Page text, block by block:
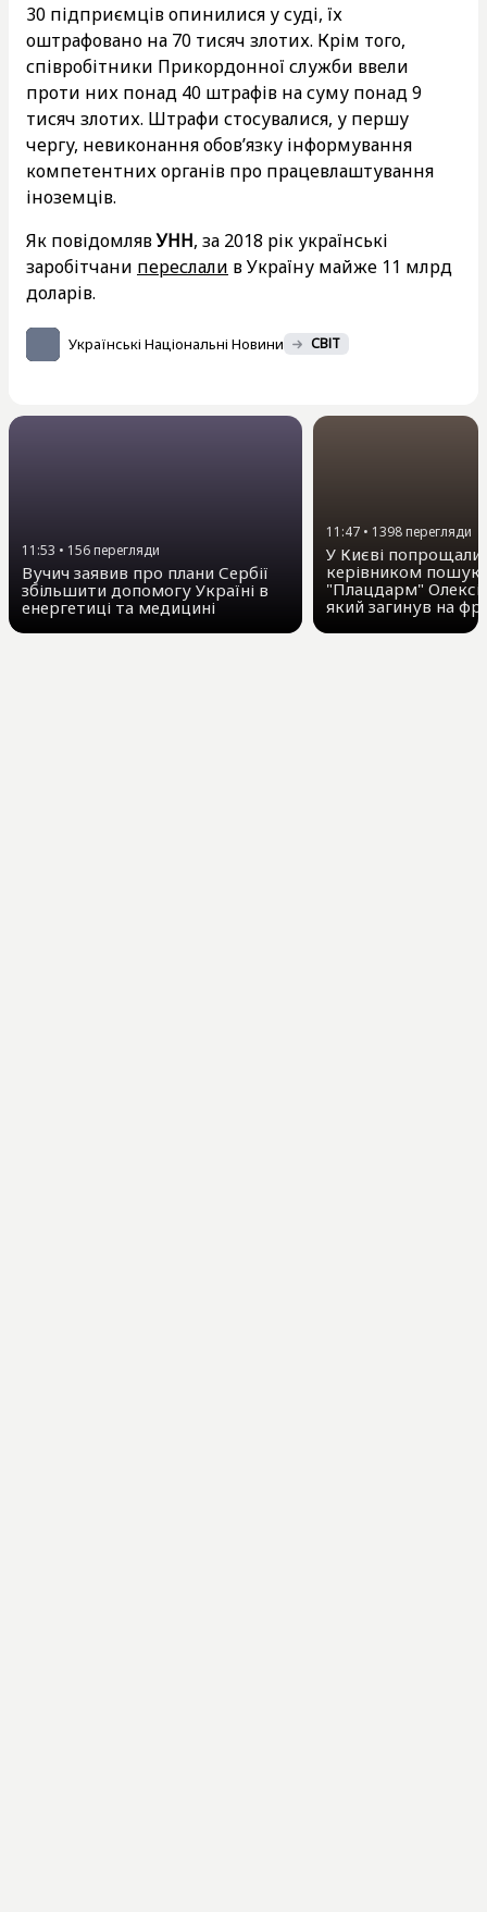
30 підприємців опинилися у суді, їх
оштрафовано на 70 тисяч злотих. Крім того,
співробітники Прикордонної служби ввели
проти них понад 40 штрафів на суму понад 9
тисяч злотих. Штрафи стосувалися, у першу
чергу, невиконання обов’язку інформування
компетентних органів про працевлаштування
іноземців.
Як повідомлявУНН, за 2018 рік українські
заробітчани переслали в Україну майже 11 млрд
доларів.
Українські Національні Новини СВІТ
11:53 • 156перегляди
Вучич заявив про плани Сербії
збільшити допомогу Україні в
енергетиці та медицині
11:47 • 1398перегляди
У Києві
керівником
"Плацдарм"
який загинув на